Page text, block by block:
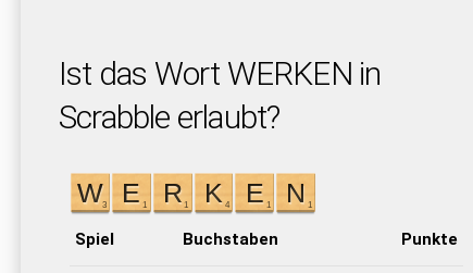
Ist das Wort WERKEN in
Scrabble erlaubt?
Spiel Buchstaben Punkte